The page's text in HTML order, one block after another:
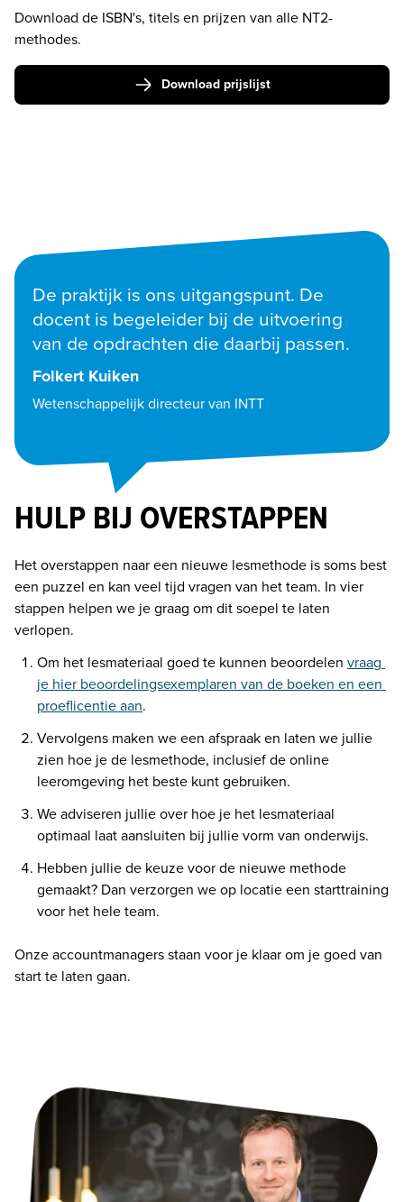
Download de ISBN's, titels en prijzen van alle NT2-
methodes.
Download prijslijst
De praktijk is ons uitgangspunt. De
docent is begeleider bij de uitvoering
van de opdrachten die daarbij passen.
Folkert Kuiken
Wetenschappelijk directeur van INTT
HULP BIJ OVERSTAPPEN
Het overstappen naar een nieuwe lesmethode is soms best
een puzzel en kan veel tijd vragen van het team. In vier
stappen helpen we je graag om dit soepel te laten
verlopen.
Om het lesmateriaal goed te kunnen beoordelen vraag
je hier beoordelingsexemplaren van de boeken en een
proeflicentie aan.
Vervolgens maken we een afspraak en laten we jullie
zien hoe je de lesmethode, inclusief de online
leeromgeving het beste kunt gebruiken.
We adviseren jullie over hoe je het lesmateriaal
optimaal laat aansluiten bij jullie vorm van onderwijs.
Hebben jullie de keuze voor de nieuwe methode
gemaakt? Dan verzorgen we op locatie een starttraining
voor het hele team.
Onze accountmanagers staan voor je klaar om je goed van
start te laten gaan.